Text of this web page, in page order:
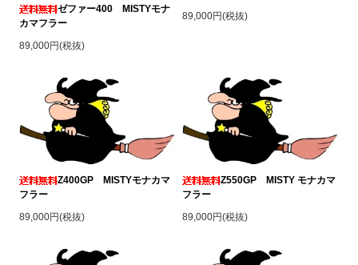
ゼファー400 MISTYモナ
カマフラー
89,000円(税抜)
89,000円(税抜)
Z400GP MISTYモナカマ
フラー
89,000円(税抜)
Z550GP MISTY モナカマ
フラー
89,000円(税抜)